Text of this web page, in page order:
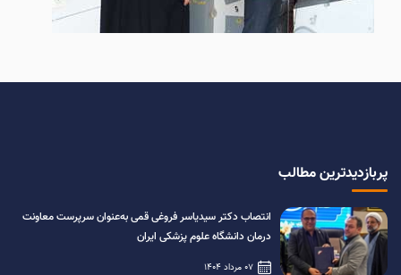
پربازدیدترین مطالب
انتصاب دکتر سیدیاسر فروغی قمی به‌عنوان سرپرست معاونت
درمان دانشگاه علوم پزشکی ایران
07 مرداد 1404